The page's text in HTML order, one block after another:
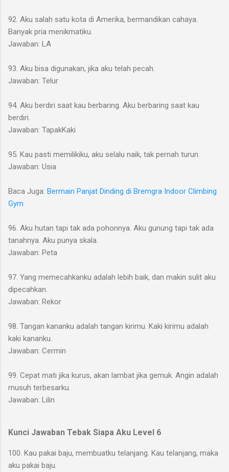
92. Aku salah satu kota di Amerika, bermandikan cahaya.
Banyak pria menikmatiku.
Jawaban: LA
93. Aku bisa digunakan, jika aku telah pecah.
Jawaban: Telur
94. Aku berdiri saat kau berbaring. Aku berbaring saat kau
berdiri.
Jawaban: TapakKaki
95. Kau pasti memilikiku, aku selalu naik, tak pernah turun.
Jawaban: Usia
Baca Juga: Bermain Panjat Dinding di Bremgra Indoor Climbing
Gym
96. Aku hutan tapi tak ada pohonnya. Aku gunung tapi tak ada
tanahnya. Aku punya skala.
Jawaban: Peta
97. Yang memecahkanku adalah lebih baik, dan makin sulit aku
dipecahkan.
Jawaban: Rekor
98. Tangan kananku adalah tangan kirimu. Kaki kirimu adalah
kaki kananku.
Jawaban: Cermin
99. Cepat mati jika kurus, akan lambat jika gemuk. Angin adalah
musuh terbesarku.
Jawaban: Lilin
Kunci Jawaban Tebak Siapa Aku Level 6
100. Kau pakai baju, membuatku telanjang. Kau telanjang, maka
aku pakai baju.